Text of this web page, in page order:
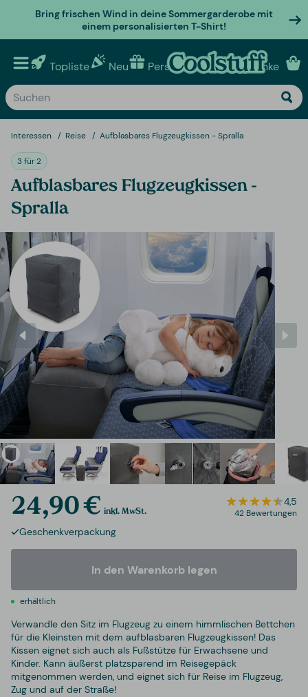
Bring frischen Wind in deine Sommergarderobe mit
einem personalisierten T-Shirt!
Topliste Neu Personalisierte geschenke
Interessen Reise Aufblasbares Flugzeugkissen - Spralla
3 für 2
Aufblasbares Flugzeugkissen -
Spralla
24,90 € inkl. MwSt.
4,5
42 Bewertungen
Geschenkverpackung
In den Warenkorb legen
erhältlich
Verwandle den Sitz im Flugzeug zu einem himmlischen Bettchen
für die Kleinsten mit dem aufblasbaren Flugzeugkissen! Das
Kissen eignet sich auch als Fußstütze für Erwachsene und
Kinder. Kann äußerst platzsparend im Reisegepäck
mitgenommen werden, und eignet sich für Reise im Flugzeug,
Zug und auf der Straße!